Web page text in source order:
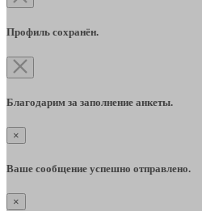
Профиль сохранён.
Благодарим за заполнение анкеты.
×
Ваше сообщение успешно отправлено.
×